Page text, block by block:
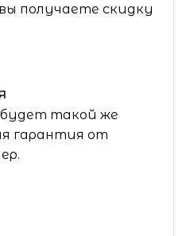
получаете скидку
такой же
гарантия от